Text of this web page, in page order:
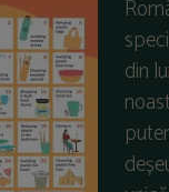
din